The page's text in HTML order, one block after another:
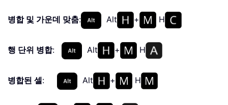
병합 및 가운데 맞춤: Alt + H
행 단위 병합: Alt + H
병합된 셀: Alt + H